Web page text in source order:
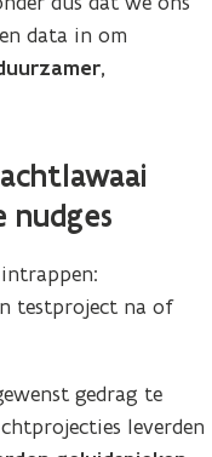
data in om
nudges
testproject na of
gedrag te
leverden